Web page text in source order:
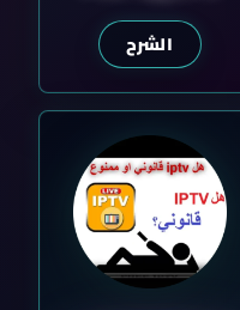
الشرح